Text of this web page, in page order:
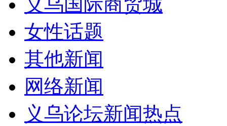
女性话题
其他新闻
网络新闻
义乌论坛新闻热点